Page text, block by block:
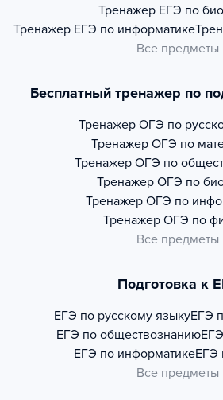
Тренажер ЕГЭ по
Тренажер ЕГЭ по информатике
Все предметы
Бесплатный тренажер по
Тренажер ОГЭ по
Тренажер ОГЭ по
Тренажер ОГЭ по
Тренажер ОГЭ по
Тренажер ОГЭ по
Тренажер ОГЭ по
Все предметы
Подготовка к
ЕГЭ по русскому языкуЕГЭ
ЕГЭ по обществознанию
ЕГЭ по информатикеЕГЭ
Все предметы